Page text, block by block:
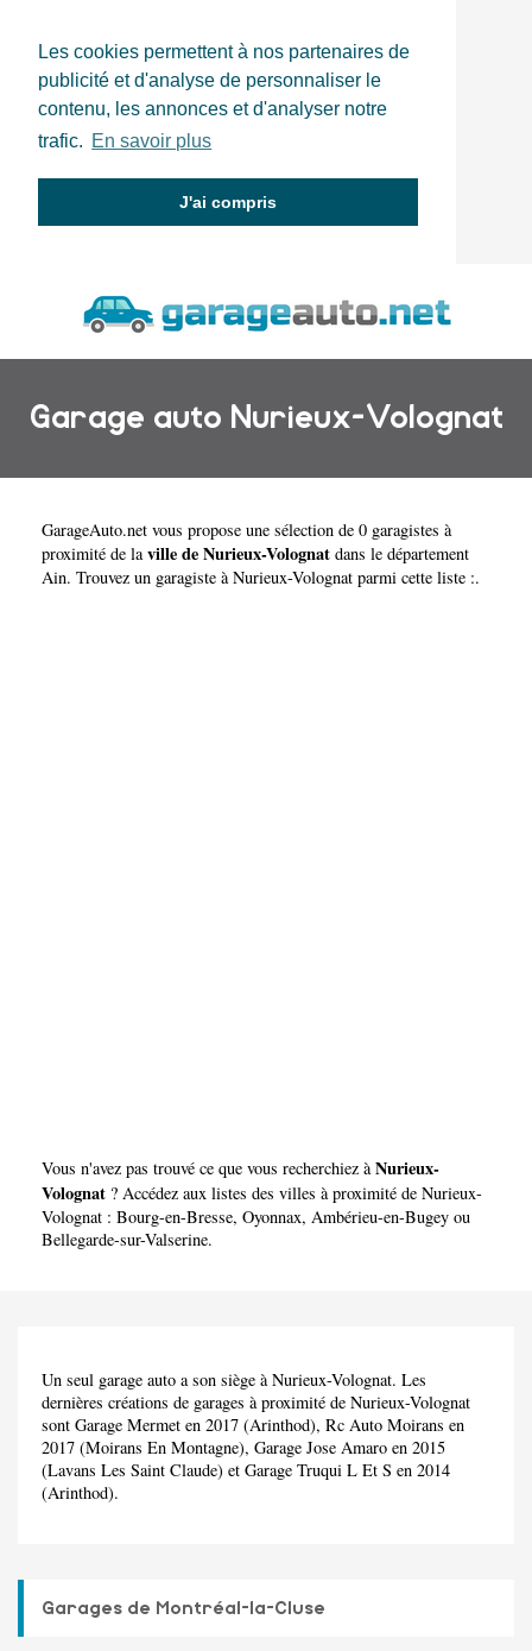
Les cookies permettent à nos partenaires de
publicité et d'analyse de personnaliser le
contenu, les annonces et d'analyser notre
trafic. En savoir plus
J'ai compris
Garage auto Nurieux-Volognat
GarageAuto.net vous propose une sélection de 0 garagistes à
proximité de laville de Nurieux-Volognat dans le département
Ain. Trouvez un garagiste à Nurieux-Volognat parmi cette liste :.
Vous n'avez pas trouvé ce que vous recherchiez àNurieux-
Volognat ? Accédez aux listes des villes à proximité de Nurieux-
Volognat : Bourg-en-Bresse, Oyonnax, Ambérieu-en-Bugey ou
Bellegarde-sur-Valserine.
Un seul garage auto a son siège à Nurieux-Volognat. Les
dernières créations de garages à proximité de Nurieux-Volognat
sont Garage Mermet en 2017 (Arinthod), Rc Auto Moirans en
2017 (Moirans En Montagne), Garage Jose Amaro en 2015
(Lavans Les Saint Claude) et Garage Truqui L Et S en 2014
(Arinthod).
Garages de Montréal-la-Cluse